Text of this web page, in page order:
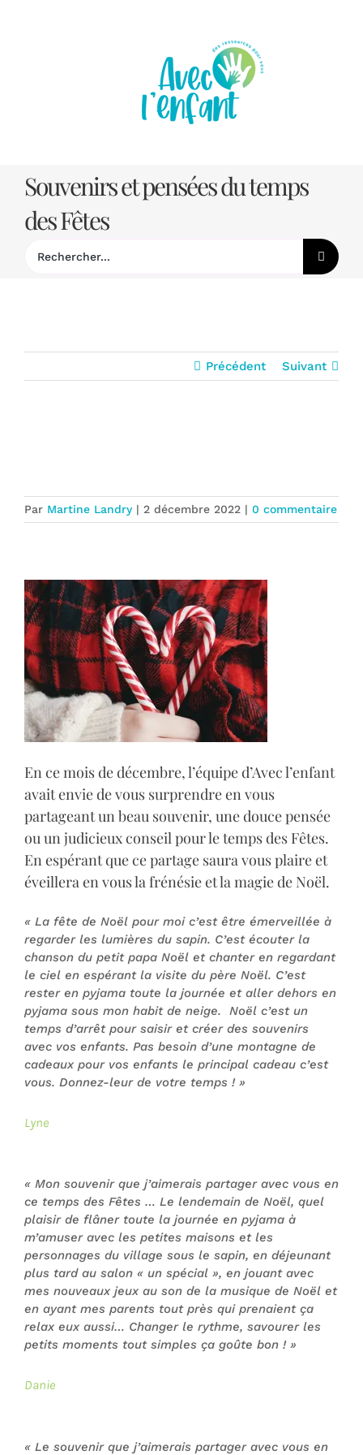
Souvenirs et pensées du temps
des Fêtes
Précédent Suivant
Par Martine Landry | 2 décembre 2022 | 0 commentaire
En ce mois de décembre, l’équipe d’Avec l’enfant
avait envie de vous surprendre en vous
partageant un beau souvenir, une douce pensée
ou un judicieux conseil pour le temps des Fêtes.
En espérant que ce partage saura vous plaire et
éveillera en vous la frénésie et la magie de Noël.
« La fête de Noël pour moi c’est être émerveillée à
regarder les lumières du sapin. C’est écouter la
chanson du petit papa Noël et chanter en regardant
le ciel en espérant la visite du père Noël. C’est
rester en pyjama toute la journée et aller dehors en
pyjama sous mon habit de neige. Noël c’est un
temps d’arrêt pour saisir et créer des souvenirs
avec vos enfants. Pas besoin d’une montagne de
cadeaux pour vos enfants le principal cadeau c’est
vous. Donnez-leur de votre temps ! »
Lyne
« Mon souvenir que j’aimerais partager avec vous en
ce temps des Fêtes … Le lendemain de Noël, quel
plaisir de flâner toute la journée en pyjama à
m’amuser avec les petites maisons et les
personnages du village sous le sapin, en déjeunant
plus tard au salon « un spécial », en jouant avec
mes nouveaux jeux au son de la musique de Noël et
en ayant mes parents tout près qui prenaient ça
relax eux aussi… Changer le rythme, savourer les
petits moments tout simples ça goûte bon ! »
Danie
« Le souvenir que j’aimerais partager avec vous en